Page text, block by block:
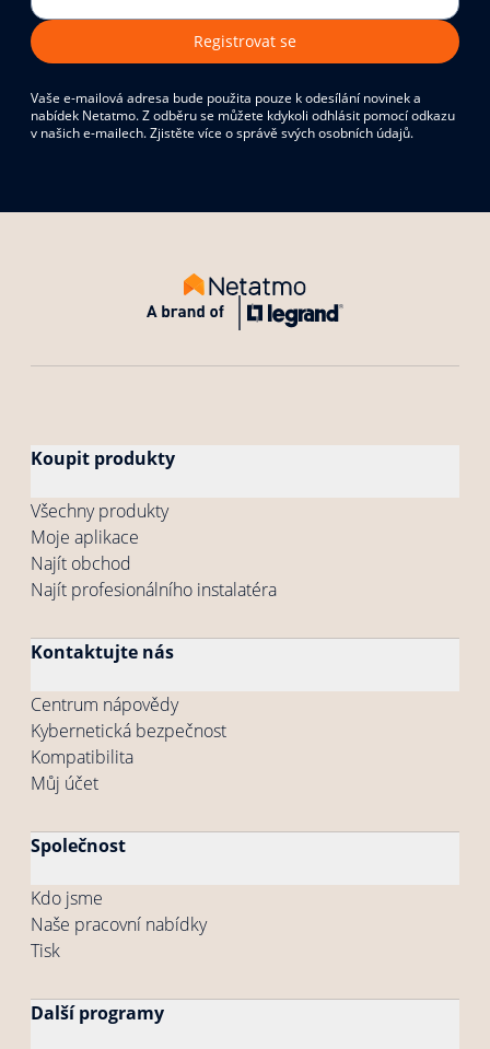
Registrovat se
Vaše e-mailová adresa bude použita pouze k odesílání novinek a
nabídek Netatmo. Z odběru se můžete kdykoli odhlásit pomocí odkazu
v našich e-mailech. Zjistěte více o správě svých osobních údajů.
Koupit produkty
Všechny produkty
Moje aplikace
Najít obchod
Najít profesionálního instalatéra
Kontaktujte nás
Centrum nápovědy
Kybernetická bezpečnost
Kompatibilita
Můj účet
Společnost
Kdo jsme
Naše pracovní nabídky
Tisk
Další programy